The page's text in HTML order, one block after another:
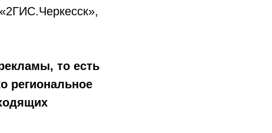
то есть
региональное